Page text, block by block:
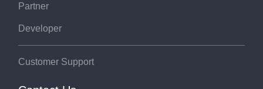
Partner
Developer
Customer Support